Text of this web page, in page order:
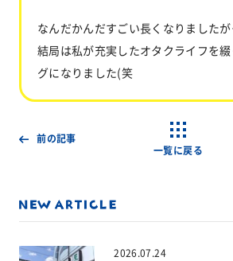
なんだかんだすごい長くなりました
結局は私が充実したオタクライフを
グになりました(笑
前の記事
一覧に戻る
2026.07.24